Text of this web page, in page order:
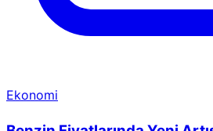
Ekonomi